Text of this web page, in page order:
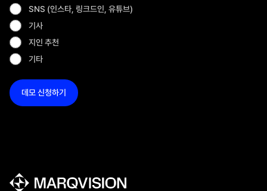
SNS (인스타, 링크드인, 유튜브)
기사
지인 추천
기타